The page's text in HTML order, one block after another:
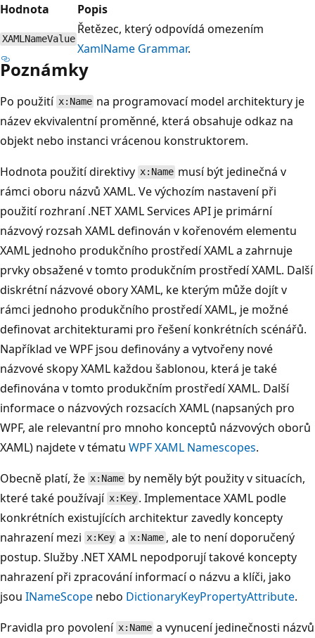
Hodnota Popis
XAMLNameValue
Řetězec, který odpovídá omezením
XamlName Grammar.
Poznámky
Po použití x:Name na programovací model architektury je
název ekvivalentní proměnné, která obsahuje odkaz na
objekt nebo instanci vrácenou konstruktorem.
Hodnota použití direktivy x:Name musí být jedinečná v
rámci oboru názvů XAML. Ve výchozím nastavení při
použití rozhraní .NET XAML Services API je primární
názvový rozsah XAML definován v kořenovém elementu
XAML jednoho produkčního prostředí XAML a zahrnuje
prvky obsažené v tomto produkčním prostředí XAML. Další
diskrétní názvové obory XAML, ke kterým může dojít v
rámci jednoho produkčního prostředí XAML, je možné
definovat architekturami pro řešení konkrétních scénářů.
Například ve WPF jsou definovány a vytvořeny nové
názvové skopy XAML každou šablonou, která je také
definována v tomto produkčním prostředí XAML. Další
informace o názvových rozsacích XAML (napsaných pro
WPF, ale relevantní pro mnoho konceptů názvových oborů
XAML) najdete v tématu WPF XAML Namescopes.
Obecně platí, že x:Name by neměly být použity v situacích,
které také používají x:Key . Implementace XAML podle
konkrétních existujících architektur zavedly koncepty
nahrazení mezi x:Key a x:Name , ale to není doporučený
postup. Služby .NET XAML nepodporují takové koncepty
nahrazení při zpracování informací o názvu a klíči, jako
jsou INameScope nebo DictionaryKeyPropertyAttribute.
Pravidla pro povolení x:Name a vynucení jedinečnosti názvů